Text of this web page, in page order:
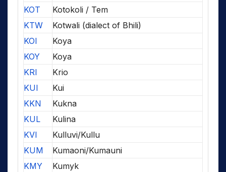
KOT
Kotokoli / Tem
KTW
Kotwali (dialect of Bhili)
KOI
Koya
KOY
Koya
KRI
Krio
KUI
Kui
KKN
Kukna
KUL
Kulina
KVI
Kulluvi/Kullu
KUM
Kumaoni/Kumauni
KMY
Kumyk